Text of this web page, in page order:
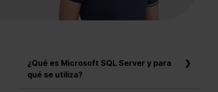
¿Qué es Microsoft SQL Server y para
qué se utiliza?